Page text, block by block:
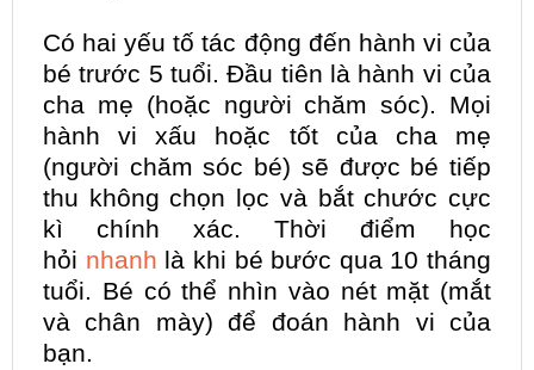
Có hai yếu tố tác động đến hành vi của
bé trước 5 tuổi. Đầu tiên là hành vi của
cha mẹ (hoặc người chăm sóc). Mọi
hành vi xấu hoặc tốt của cha mẹ
(người chăm sóc bé) sẽ được bé tiếp
thu không chọn lọc và bắt chước cực
kì chính xác. Thời điểm học
hỏi nhanh là khi bé bước qua 10 tháng
tuổi. Bé có thể nhìn vào nét mặt (mắt
và chân mày) để đoán hành vi của
bạn.